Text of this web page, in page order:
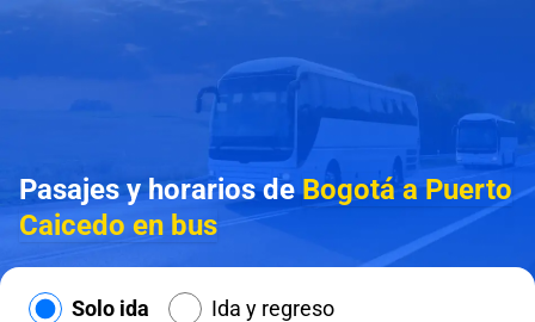
Pasajes y horarios deBogotá a Puerto
Caicedo en bus
Solo ida Ida y regreso